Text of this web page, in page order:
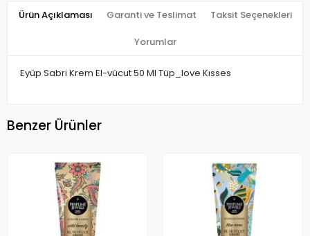
Ürün Açıklaması Garanti ve Teslimat Taksit Seçenekleri
Yorumlar
Eyüp Sabri Krem El-vücut 50 Ml Tüp_love Kısses
Benzer Ürünler